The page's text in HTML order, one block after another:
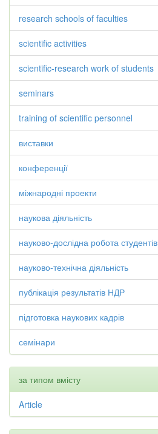
research schools of faculties
scientific activities
scientific-research work of students
seminars
training of scientific personnel
виставки
конференції
міжнародні проекти
наукова діяльність
науково-дослідна робота студентів
науково-технічна діяльність
публікація результатів НДР
підготовка наукових кадрів
семінари
за типом вмісту
Article